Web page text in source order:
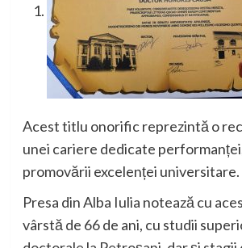
Acest titlu onorific reprezintă o
unei cariere dedicate
promovării excelenței universitare.
Presa din Alba Iulia notează cu
vârstă de 66 de ani, cu studii